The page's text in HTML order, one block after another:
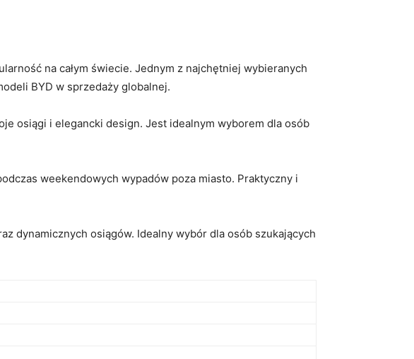
na całym‍ świecie. ⁤Jednym z najchętniej⁢ wybieranych
BYD w sprzedaży‌ globalnej.
osiągi i elegancki design. Jest idealnym wyborem dla osób
weekendowych wypadów poza miasto. Praktyczny i
dynamicznych osiągów. ⁢Idealny wybór dla‍ osób szukających